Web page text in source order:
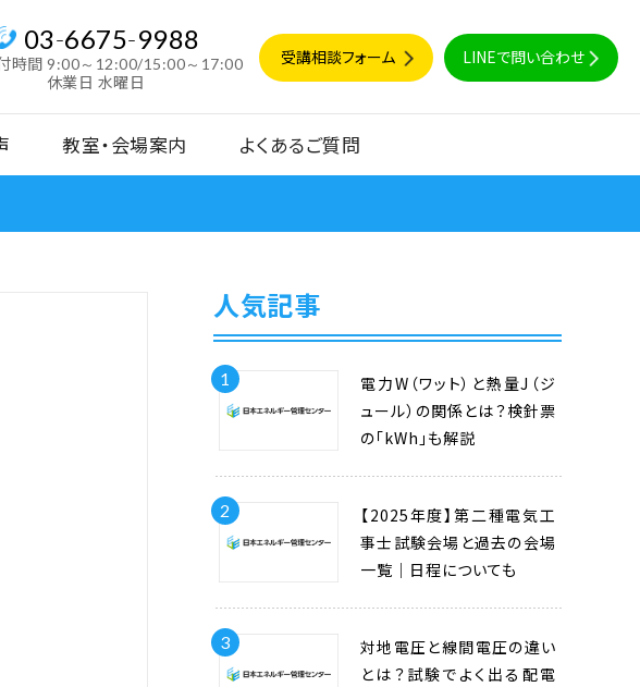
03-6675-9988
時間 9:00～12:00/15:00～17:00
休業日 水曜日
受講相談フォーム LINEで問い合わせ
教室・会場案内 よくあるご質問
人気記事
1
電力W（ワット）と熱量J（ジ
ュール）の関係とは？検針票
の「kWh」も解説
2
【2025年度】第二種電気工
事士試験会場と過去の会場
一覧｜日程についても
3
対地電圧と線間電圧の違い
とは？試験でよく出る配電